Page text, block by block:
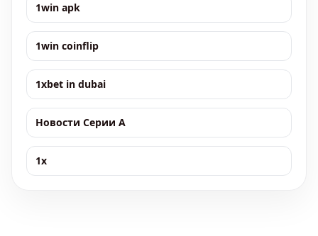
1win apk
1win coinflip
1xbet in dubai
Новости Серии А
1x